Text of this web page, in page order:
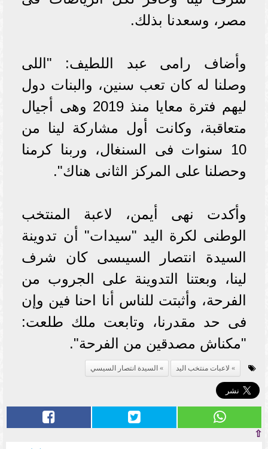
مصر، وسعدنا بذلك.
وأضاف رامى عبد اللطيف: "اللى
وصلنا له كان تعب سنين، والبنات دول
ليهم فترة معايا منذ 2019 وهى أجيال
متعاقبة، وكانت أول مشاركة لينا من
10 سنوات فى السنغال، وربنا كرمنا
وحصلنا على المركز الثانى هناك".
وأكدت نهى أيمن، لاعبة المنتخب
الوطنى لكرة اليد "سيدات" أن تدوينة
السيدة انتصار السيىسى كان شرف
لينا، وبعتنا التدوينة على الجروب من
الفرحة، وأثبتت للناس أنا احنا فين وإن
فى حد مقدرنا، وتابعت ملك طلعت:
"مكناش مصدقين من الفرحة".
لاعبات منتخب اليد السيدة انتصار السيسي
⇧